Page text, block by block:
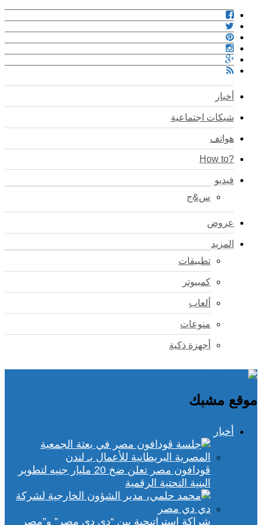
أخبار
شبكات اجتماعية
هواتف
?How to
فيديو
س&ج
عروض
المزيد
تطبيقات
كمبيوتر
ألعاب
منوعات
أجهزة ذكية
موقع مشبك
أخبار
ڤودافون مصر تعلن ضخ 20 مليار جنيه لتطوير
البنية التحتية الرقمية
شراكة استراتيجية بين “دي دي مصر” و”مصر